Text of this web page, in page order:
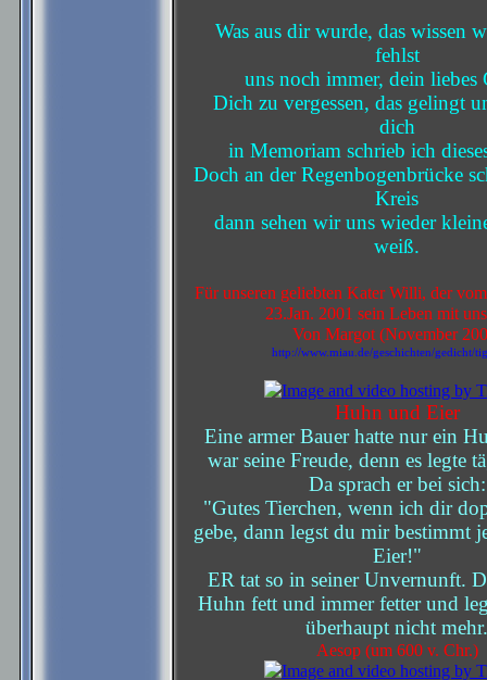
Was aus dir wurde, das wissen
fehlst
uns noch immer, dein liebes
Dich zu vergessen, das gelingt
dich
in Memoriam schrieb ich
Doch an der Regenbogenbrücke
Kreis
dann sehen wir uns wieder
weiß.
Für unseren geliebten Kater Willi, der
23.Jan. 2001 sein Leben mit
Von Margot (November
http://www.miau.de/geschichten/gedicht/
Huhn und Eier
Eine armer Bauer hatte nur ein
war seine Freude, denn es legte
Da sprach er bei sich:
"Gutes Tierchen, wenn ich dir
gebe, dann legst du mir bestimmt
Eier!"
ER tat so in seiner Unvernunft.
Huhn fett und immer fetter und
überhaupt nicht mehr.
Aesop (um 600 v. Chr.)